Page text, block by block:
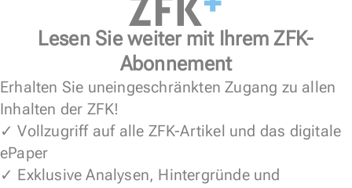
Lesen Sie weiter mit Ihrem ZFK-
Abonnement
Erhalten Sie uneingeschränkten Zugang zu allen
Inhalten der ZFK!
✓ Vollzugriff auf alle ZFK-Artikel und das digitale
ePaper
✓ Exklusive Analysen, Hintergründe und